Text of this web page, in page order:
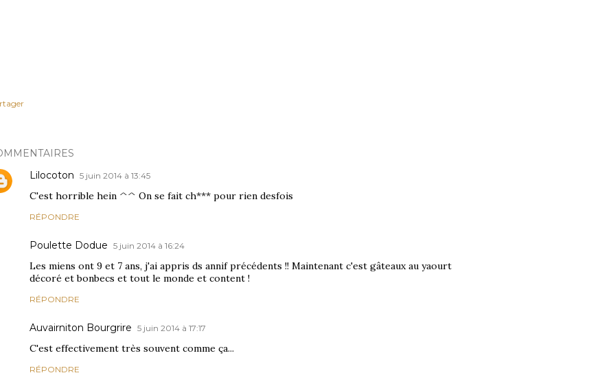
Lilocoton 5 juin 2014 à 13:45
C'est horrible hein ^^ On se fait ch*** pour rien desfois
RÉPONDRE
Poulette Dodue 5 juin 2014 à 16:24
Les miens ont 9 et 7 ans, j'ai appris ds annif précédents !! Maintenant c'est gâteaux au yaourt
décoré et bonbecs et tout le monde et content !
RÉPONDRE
Auvairniton Bourgrire 5 juin 2014 à 17:17
C'est effectivement très souvent comme ça...
RÉPONDRE